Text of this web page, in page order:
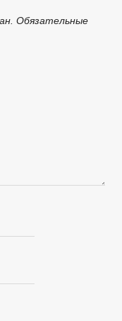
Обязательные